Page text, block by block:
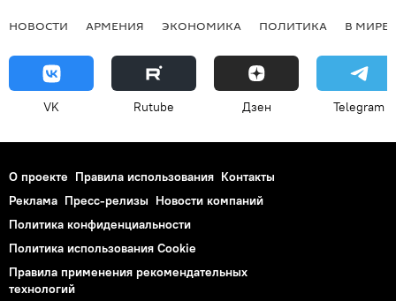
НОВОСТИ АРМЕНИЯ ЭКОНОМИКА ПОЛИТИКА В МИРЕ
VK Rutube Дзен Telegram
О проекте Правила использования Контакты
Реклама Пресс-релизы Новости компаний
Политика конфиденциальности
Политика использования Cookie
Правила применения рекомендательных
технологий